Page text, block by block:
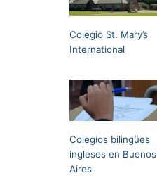
Colegio St. Mary’s
International
Colegios bilingües
ingleses en Buenos
Aires